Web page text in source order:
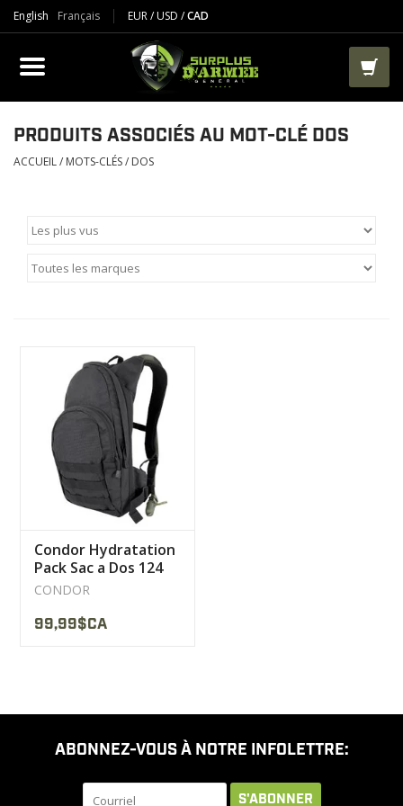
English Français EUR/USD /CAD
PRODUIT
VÊTEMENTS
BOTTES
AIRSOFT
SACS ET RANGEMENT
LIQUIDATION
MILITAIRE / USAGÉ
NOUVEAUTÉS
PRODUITS ASSOCIÉS AU MOT-CLÉ DOS
ACCUEIL/ MOTS-CLÉS/ DOS
Condor Hydratation
Pack Sac a Dos 124
CONDOR
99,99$CA
ABONNEZ-VOUS À NOTRE INFOLETTRE:
S'ABONNER